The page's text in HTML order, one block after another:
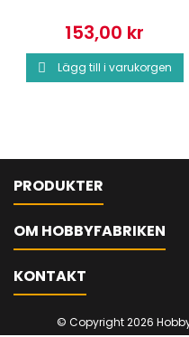
Pris
153,00 kr
 Lägg till i varukorgen
PRODUKTER
OM HOBBYFABRIKEN
KONTAKT
© Copyright 2026